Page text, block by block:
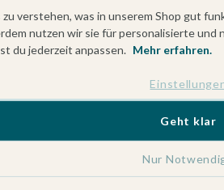
zu verstehen, was in unserem Shop gut
nutzen wir sie für personalisierte
du jederzeit anpassen. Mehr erfahren.
Nur
Geht klar